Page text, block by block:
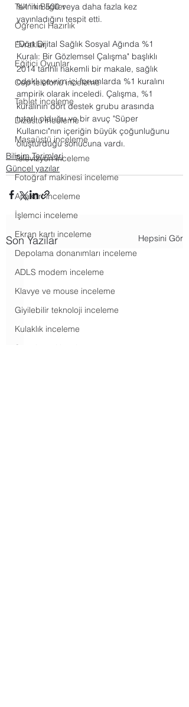
Teknik Bilgiler
Öğrenci Hazırlık
Evraklar
Eğitici Oyunlar
Cep telefonu inceleme
Tablet inceleme
Dizüstü inceleme
Masaüstü inceleme
Televizyon inceleme
Fotoğraf makinesi inceleme
Anakart inceleme
İşlemci inceleme
Ekran kartı inceleme
Depolama donanımları inceleme
ADLS modem inceleme
Klavye ve mouse inceleme
Giyilebilir teknoloji inceleme
Kulaklık inceleme
Ses sistemi inceleme
%1'inin 500 veya daha fazla kez
yayınladığını tespit etti.
"Dört Dijital Sağlık Sosyal Ağında %1
Kuralı: Bir Gözlemsel Çalışma" başlıklı
2014 tarihli hakemli bir makale, sağlık
odaklı çevrim içi forumlarda %1 kuralını
ampirik olarak inceledi. Çalışma, %1
kuralının dört destek grubu arasında
tutarlı olduğu ve bir avuç "Süper
Kullanıcı"nın içeriğin büyük çoğunluğunu
oluşturduğu sonucuna vardı.
Bilişim Terimleri
Güncel yazılar
Son Yazılar Hepsini Gör